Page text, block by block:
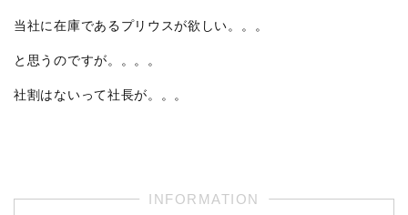
当社に在庫であるプリウスが欲しい。。。
と思うのですが。。。。
社割はないって社長が。。。